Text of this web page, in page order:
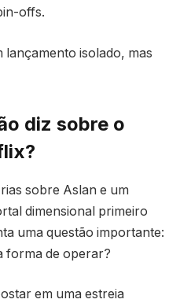
offs.
lançamento isolado, mas
diz sobre o
sobre Aslan e um
dimensional primeiro
uma questão importante:
forma de operar?
em uma estreia